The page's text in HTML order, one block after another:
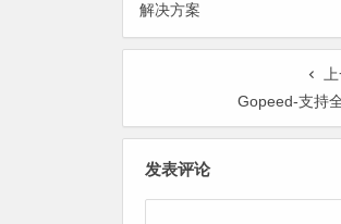
解决方案
Gopeed-支持
发表评论